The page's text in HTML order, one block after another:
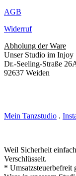
AGB
Widerruf
Abholung der Ware
Unser Studio im Injoy
Dr.-Seeling-Straße
92637 Weiden
Mein Tanzstudio .
Weil Sicherheit
Verschlüsselt.
* Umsatzsteuerbefreit